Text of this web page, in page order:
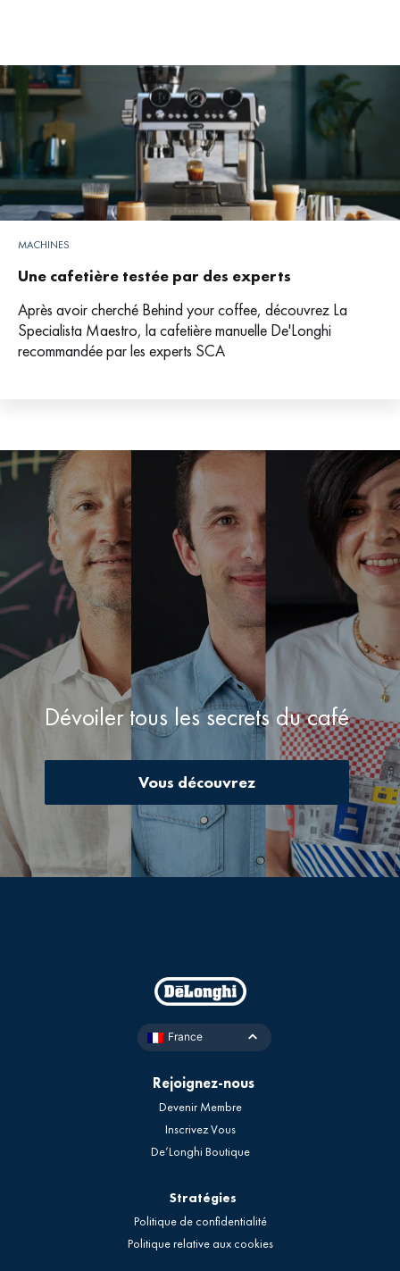
MACHINES
Une cafetière testée par des experts
Après avoir cherché Behind your coffee, découvrez La
Specialista Maestro, la cafetière manuelle De'Longhi
recommandée par les experts SCA
Dévoiler tous les secrets du café
Vous découvrez
France
Rejoignez-nous
Devenir Membre
Inscrivez Vous
De’Longhi Boutique
Stratégies
Politique de confidentialité
Politique relative aux cookies